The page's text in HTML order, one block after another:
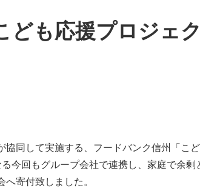
ども応援プロジェク
同して実施する、フードバンク信州「こ
今回もグループ会社で連携し、家庭で余剰
寄付致しました。